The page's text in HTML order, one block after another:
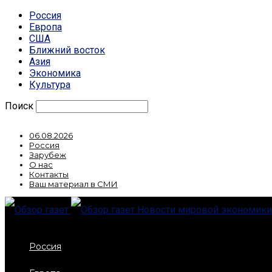
Россия
Европа
США
Ближний восток
Азия
Экономика
Культура
Поиск
06.08.2026
Россия
Зарубеж
О нас
Контакты
Ваш материал в СМИ
Новости мировой
Россия